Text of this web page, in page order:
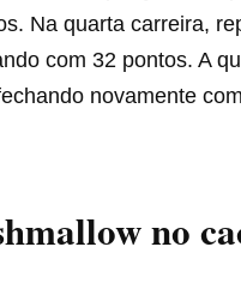
Na quarta carreira,
com 32 pontos. A
novamente
no